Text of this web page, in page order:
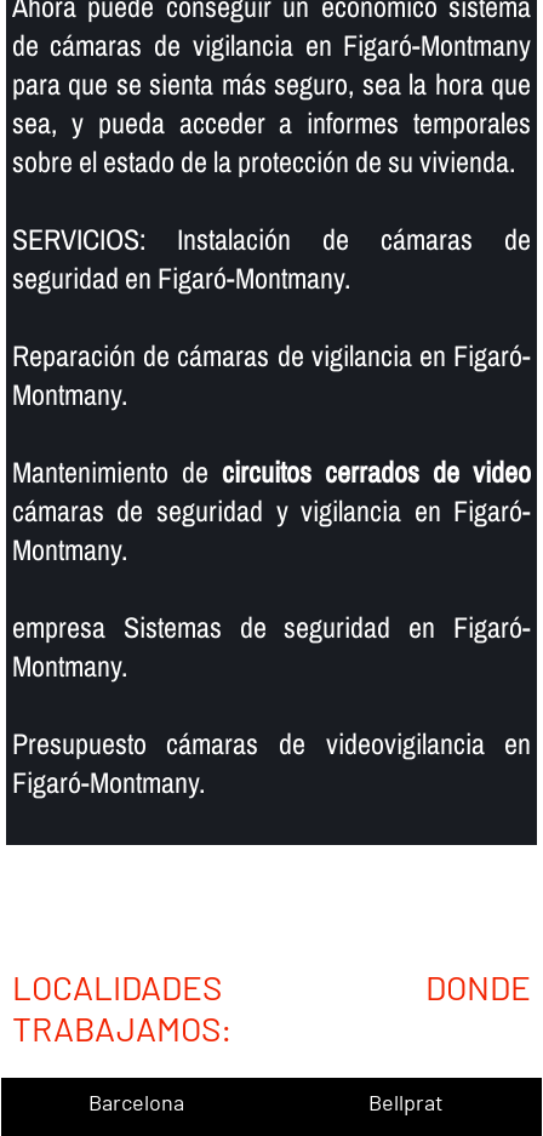
de cámaras de vigilancia en Figaró-Montmany
para que se sienta más seguro, sea la hora que
sea, y pueda acceder a informes temporales
sobre el estado de la protección de su vivienda.
SERVICIOS: Instalación de cámaras de
seguridad en Figaró-Montmany.
Reparación de cámaras de vigilancia en Figaró-
Montmany.
Mantenimiento de circuitos cerrados de video
cámaras de seguridad y vigilancia en Figaró-
Montmany.
empresa Sistemas de seguridad en Figaró-
Montmany.
Presupuesto cámaras de videovigilancia en
Figaró-Montmany.
LOCALIDADES DONDE
TRABAJAMOS:
Barcelona
Bellprat